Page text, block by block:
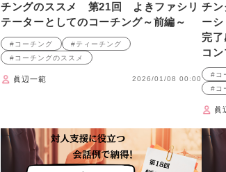
チングのススメ 第21回 よきファシリ
テーターとしてのコーチング～前編～
#コーチング
#ティーチング
#コーチングのススメ
眞辺一範 2026/01/08 00:00
チ
ー
完
コ
#コ
#コ
眞